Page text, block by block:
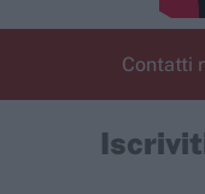
Contatti